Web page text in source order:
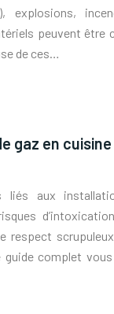
explosions,
peuvent être
de ces…
gaz en
liés aux
respect
guide complet